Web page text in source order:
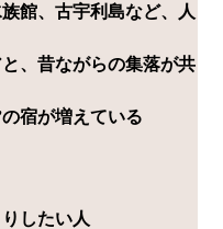
館、古宇利島など、人
、昔ながらの集落が共
宿が増えている
したい人